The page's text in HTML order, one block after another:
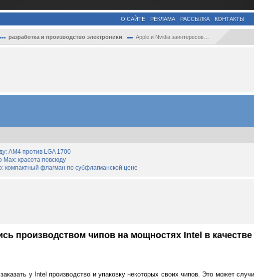
О САЙТЕ РЕКЛАМА РАССЫЛКА КОНТАКТЫ
разработка и производство электроники Apple и Nvidia заинтересовались производ...
AM4 против LGA 1700
красота повсюду
компактный флагман по субфлагманской цене
производством чипов на мощностях Intel в качестве
у Intel производство и упаковку некоторых своих чипов. Это может